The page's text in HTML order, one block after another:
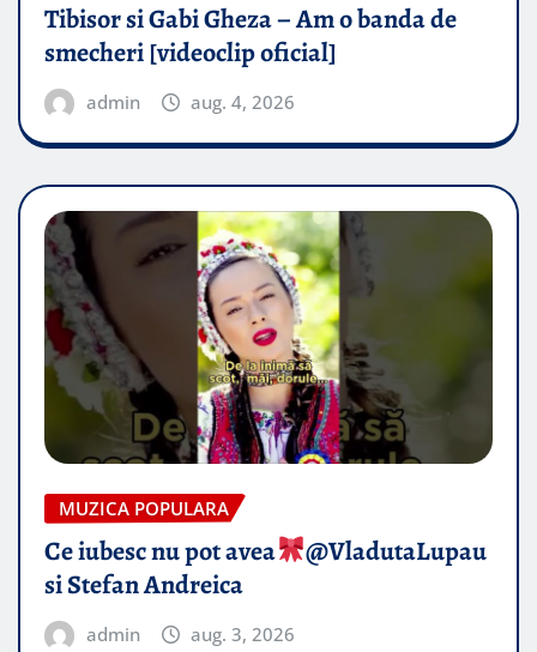
Tibisor si Gabi Gheza – Am o banda de
smecheri [videoclip oficial]
admin aug. 4, 2026
MUZICA POPULARA
Ce iubesc nu pot avea
​@VladutaLupau
si Stefan Andreica
admin aug. 3, 2026